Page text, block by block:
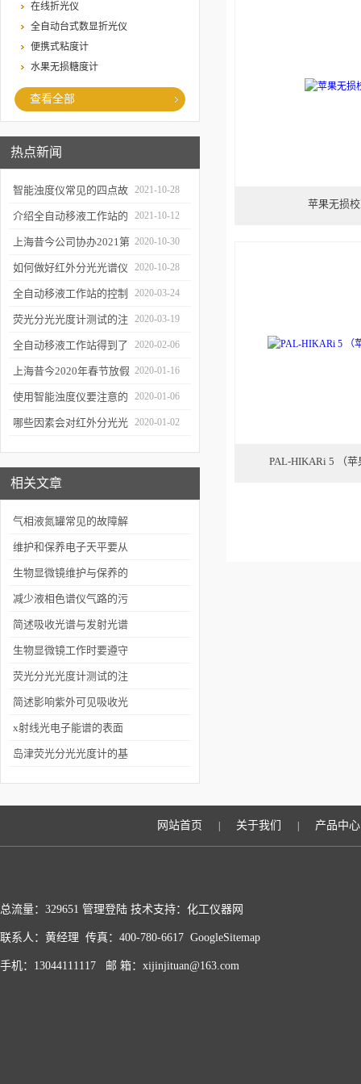
在线折光仪
全自动台式数显折光仪
便携式粘度计
水果无损糖度计
查看全部
热点新闻
智能浊度仪常见的四点故
障
2021-10-28
介绍全自动移液工作站的
三种移液方式
2021-10-12
上海昔今公司协办2021第
二届上海沪助科研圈发展
年会
2020-10-30
如何做好红外分光光谱仪
的防潮工作
2020-10-28
全自动移液工作站的控制
软件有哪些特点
2020-03-24
荧光分光光度计测试的注
意事项有哪些
2020-03-19
全自动移液工作站得到了
广泛的应用
2020-02-06
上海昔今2020年春节放假
通知
2020-01-16
使用智能浊度仪要注意的
几个要点
2020-01-06
哪些因素会对红外分光光 2020-01-02
相关文章
气相液氮罐常见的故障解
决方法有哪些
维护和保养电子天平要从
以下几个方面入手
生物显微镜维护与保养的
基本要求
减少液相色谱仪气路的污
染有哪些措施
简述吸收光谱与发射光谱
之间的差异
生物显微镜工作时要遵守
哪些要求
荧光分光光度计测试的注
意事项有哪些
简述影响紫外可见吸收光
谱的因素
x射线光电子能谱的表面
灵敏性介绍
岛津荧光分光光度计的基
苹果无损
PAL-HIKARi 5 （
网站首页 关于我们 产品中心
总流量：329651 管理登陆 技术支持：化工仪器网
联系人：黄经理 传真：400-780-6617 GoogleSitemap
手机：13044111117 邮 箱：xijinjituan@163.com